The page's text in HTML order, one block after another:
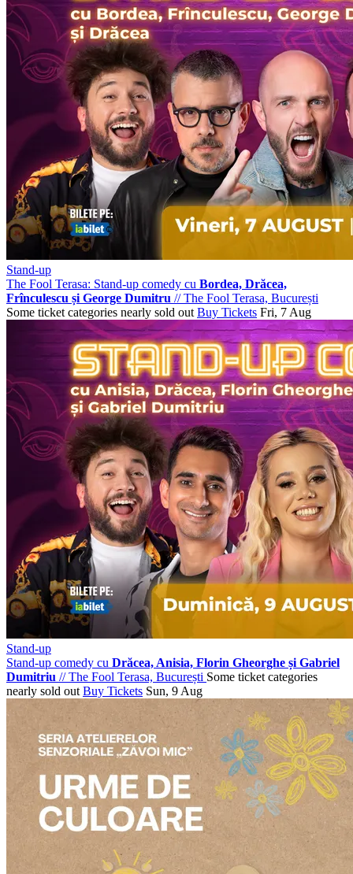
Stand-up
The Fool Terasa: Stand-up comedy cu Bordea, Drăcea,
Frînculescu și George Dumitru //The Fool Terasa, București
Some ticket categories nearly sold out Buy Tickets Fri, 7 Aug
Stand-up
Stand-up comedy cu Drăcea, Anisia, Florin Gheorghe și Gabriel
Dumitriu //The Fool Terasa, București Some ticket categories
nearly sold out Buy Tickets Sun, 9 Aug